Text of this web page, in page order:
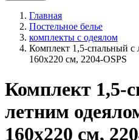
Главная
Постельное белье
комплекты с одеялом
Комплект 1,5-спальный с
160х220 см, 2204-OSPS
Комплект 1,5-
летним
160х220 см,